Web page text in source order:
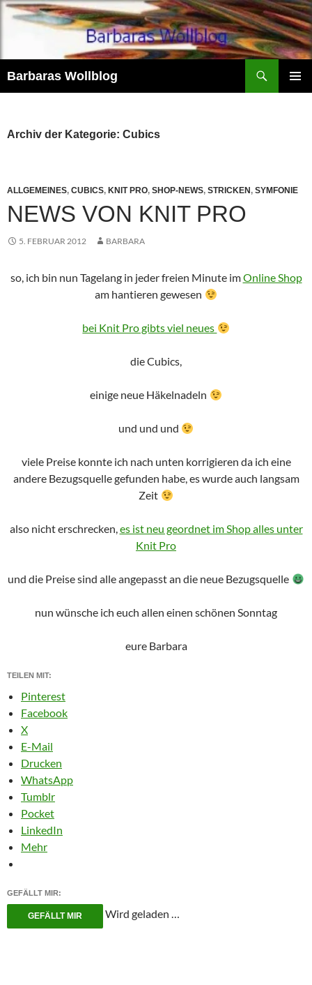
Zum
Inhalt
Barbaras Wollblog
Archiv der Kategorie: Cubics
ALLGEMEINES, CUBICS, KNIT PRO, SHOP-NEWS, STRICKEN , SYMFONIE
NEWS VON KNIT PRO
5. FEBRUAR 2012 BARBARA
so, ich bin nun Tagelang in jeder freien Minute imOnline Shop
am hantieren gewesen
bei Knit Pro gibts viel neues
die Cubics,
einige neue Häkelnadeln
und und und
viele Preise konnte ich nach unten korrigieren da ich eine
andere Bezugsquelle gefunden habe, es wurde auch langsam
Zeit
also nicht erschrecken,es ist neu geordnet im Shop alles unter
Knit Pro
und die Preise sind alle angepasst an die neue Bezugsquelle
nun wünsche ich euch allen einen schönen Sonntag
eure Barbara
TEILEN MIT:
Pinterest
Facebook
X
E-Mail
Drucken
WhatsApp
Tumblr
Pocket
LinkedIn
Mehr
GEFÄLLT MIR:
GEFÄLLT MIR Wird geladen …